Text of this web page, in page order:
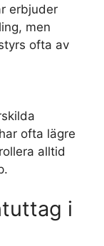
erbjuder
men
ofta av
ofta lägre
alltid
i